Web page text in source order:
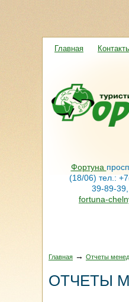
Главная
Фортуна
(18/06) тел.:
39-89-
fortuna-
Главная → Отчеты
ОТЧЕТЫ